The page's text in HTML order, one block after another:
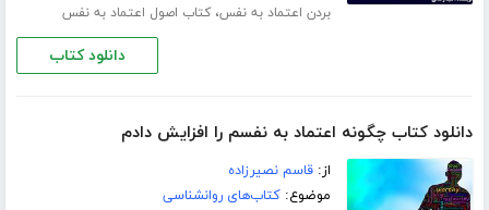
بردن اعتماد به نفس،کتاب اصول اعتماد به نفس
دانلود کتاب
دانلود کتاب چگونه اعتماد به نفسم را افزایش دادم
از:قاسم نصیرزاده
موضوع:کتاب‌های روانشناسی